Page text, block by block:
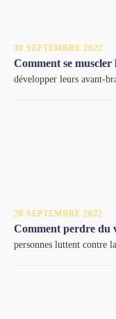
30 SEPTEMBRE 2022
Comment se muscler
développer leurs avant-
28 SEPTEMBRE 2022
Comment perdre du
personnes luttent contre